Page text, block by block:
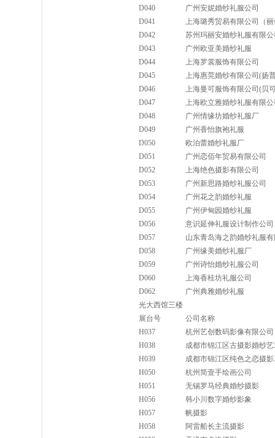
D040
广州安妮婚纱礼服公司
D041
上海璐秀贸易有限公司（
D042
苏州玛丽安婚纱礼服有限
D043
广州欧亚美婚纱礼服
D044
上海罗裳服饰有限公司
D045
上海惠莞婚纱有限公司(扬
D046
上海曼可服饰有限公司(贝
D047
上海欧立雅婚纱礼服有限
D048
广州情缘坊婚纱礼服厂
D049
广州香怡旗袍礼服
D050
欧泊蕾婚纱礼服厂
D051
广州恋佰年贸易有限公司
D052
上海绝色摄影有限公司
D053
广州新思路婚纱礼服公司
D054
广州花之韵婚纱礼服
D055
广州伊甸园婚纱礼服
D056
意识延伸礼服设计制作公司
D057
山东青岛海之韵婚纱礼服
D058
广州缘美婚纱礼服厂
D059
广州诗怡婚纱礼服公司
D060
上海香桂坊礼服公司
D062
广州典雅婚纱礼服
光大西馆三楼
展台号
公司名称
H037
杭州艺创数码影像有限公司
H038
成都市锦江区古摄影婚纱
H039
成都市锦江区纯色之恋摄
H050
杭州简壹手绘画公司
H051
无锡罗马经典婚纱摄影
H056
韩小川数字婚纱影象
H057
帆摄影
H058
阿雷船长主流摄影